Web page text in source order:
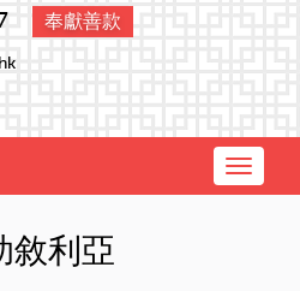
奉獻善款
Toggle
敘利亞